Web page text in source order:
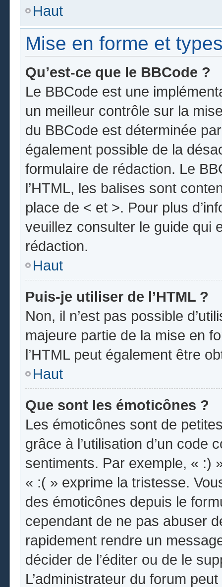
Haut
Mise en forme et
Qu’est-ce que le BBCode ?
Le BBCode est une
un meilleur contrôle sur la
du BBCode est déterminée
également possible de la
formulaire de rédaction. Le
l’HTML, les balises sont
place de < et >. Pour plus
veuillez consulter le guide qui
rédaction.
Haut
Puis-je utiliser de l’HTML ?
Non, il n’est pas possible
majeure partie de la mise en
l’HTML peut également être
Haut
Que sont les émoticônes ?
Les émoticônes sont de
grâce à l’utilisation d’un code
sentiments. Par exemple, « :)
« :( » exprime la tristesse.
des émoticônes depuis le
cependant de ne pas abuser
rapidement rendre un
décider de l’éditer ou de le
L’administrateur du forum